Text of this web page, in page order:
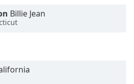
Billie Jean